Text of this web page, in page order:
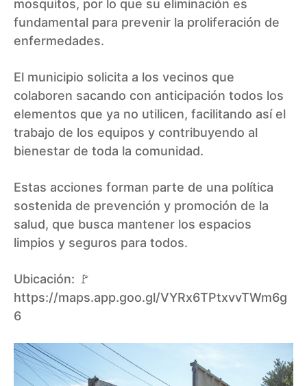
mosquitos, por lo que su eliminación es
fundamental para prevenir la proliferación de
enfermedades.
El municipio solicita a los vecinos que
colaboren sacando con anticipación todos los
elementos que ya no utilicen, facilitando así el
trabajo de los equipos y contribuyendo al
bienestar de toda la comunidad.
Estas acciones forman parte de una política
sostenida de prevención y promoción de la
salud, que busca mantener los espacios
limpios y seguros para todos.
Ubicación: 🚩
https://maps.app.goo.gl/VYRx6TPtxvvTWm6g
6